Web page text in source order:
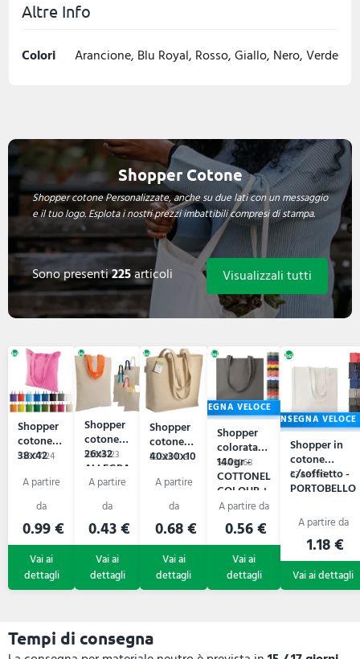
Altre Info
Colori Arancione, Blu Royal, Rosso, Giallo, Nero, Verde
Shopper Cotone
Shopper cotone Personalizzate, anche su due lati con un messaggio
e il tuo logo. Esplota i nostri prezzi imbattibili compresi di stampa.
Sono presenti225articoli Visualizzali tutti
Shopper
cotone
38x42
53S07124
0.99 €
Shopper
cotone
26x32
ALLEGRA
53S16123
0.43 €
Shopper
cotone
40x30x10
53S20108
0.68 €
CONSEGNA VELOCE
Shopper
colorata
140gr -
COTTONEL
COLOUR +
53A9268
0.56 €
CONSEGNA VELOCE
Shopper in
cotone
c/soffietto -
PORTOBELLO
53A9596
1.18 €
Tempi di consegna